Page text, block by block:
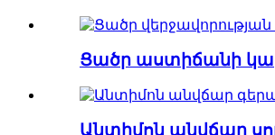
Ցածր աստիճանի
Անտիմոն անվճար